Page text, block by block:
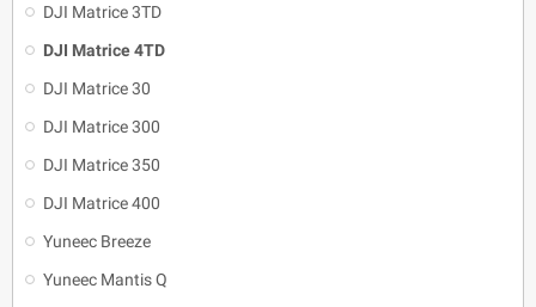
DJI Matrice 3TD
DJI Matrice 4TD
DJI Matrice 30
DJI Matrice 300
DJI Matrice 350
DJI Matrice 400
Yuneec Breeze
Yuneec Mantis Q